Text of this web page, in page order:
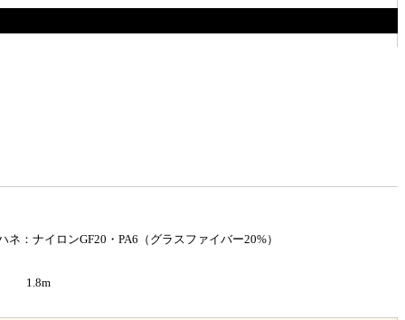
ネ：ナイロンGF20・PA6（グラスファイバー20%）
1.8m